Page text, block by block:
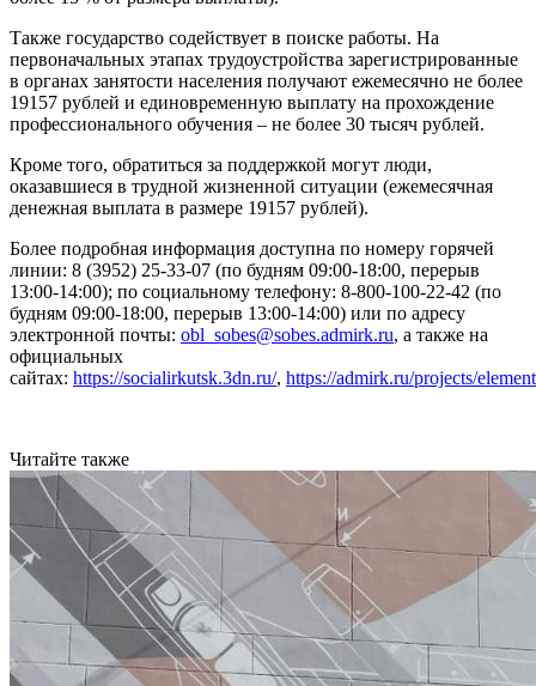
Также государство содействует в поиске работы. На
первоначальных этапах трудоустройства зарегистрированные
в органах занятости населения получают ежемесячно не более
19157 рублей и единовременную выплату на прохождение
профессионального обучения – не более 30 тысяч рублей.
Кроме того, обратиться за поддержкой могут люди,
оказавшиеся в трудной жизненной ситуации (ежемесячная
денежная выплата в размере 19157 рублей).
Более подробная информация доступна по номеру горячей
линии: 8 (3952) 25-33-07 (по будням 09:00-18:00, перерыв
13:00-14:00); по социальному телефону: 8-800-100-22-42 (по
будням 09:00-18:00, перерыв 13:00-14:00) или по адресу
электронной почты: obl_sobes@sobes.admirk.ru, а также на
официальных
сайтах: https://socialirkutsk.3dn.ru/, https://admirk.ru/projects/
Читайте также